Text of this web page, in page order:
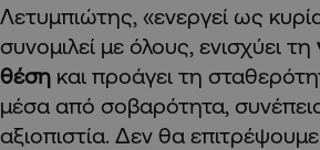
Λετυμπιώτης, «ενεργεί ως
συνομιλεί με όλους, ενισχύει τη
θέση και προάγει τη
μέσα από σοβαρότητα,
αξιοπιστία. Δεν θα